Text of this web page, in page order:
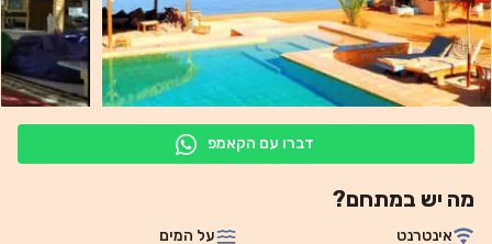
דברו עם הקאמפ
מה יש במתחם?
אינטרנט על המים